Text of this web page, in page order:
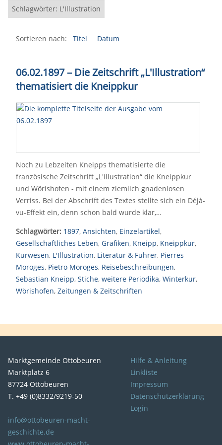
Schlagwörter: L'Illustration
Sortieren nach: Titel Datum
06.02.1897 – Die Zeitschrift „L'Illustration“
thematisiert die Kneippkur
Noch zu Lebzeiten Kneipps thematisierte die
französische Zeitschrift „L'Illustration“ die Kneippkur
und Wörishofen - mit einem ziemlich gnadenlosen
Verriss. Bei der Abschrift des Textes stellte sich ein Déjà-
vu-Effekt ein, denn schon bald wurde klar,…
Schlagwörter: 1897, Ansichten, Einzelartikel,
Gesellschaftliches Leben, Grafiken, Kneipp, Kneippkur,
Kurwesen, L'Illustration, Literatur & Führer, Pierres
Moroges, Pietro Moroges, Reisebeschreibungen,
Sebastian Kneipp, Stiche, weitere Periodika, Winterkur,
Wörishofen, Zeitungen & Zeitschriften
Marktgemeinde Ottobeuren
Marktplatz 6
87724 Ottobeuren
T. +49 (0)8332/9219-50
info@ottobeuren-macht-
geschichte.de
Hilfe & Anleitung
Linkliste
Impressum
Datenschutzerklärung
Login